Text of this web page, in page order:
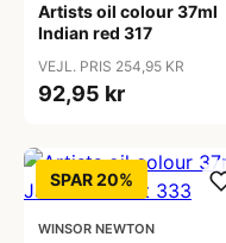
Artists oil colour 37ml
Indian red 317
VEJL. PRIS 254,95 KR
92,95 kr
SPAR 20%
WINSOR NEWTON